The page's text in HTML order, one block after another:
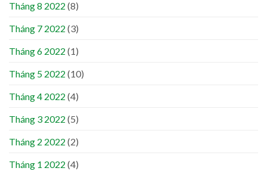
Tháng 8 2022 (8)
Tháng 7 2022 (3)
Tháng 6 2022 (1)
Tháng 5 2022 (10)
Tháng 4 2022 (4)
Tháng 3 2022 (5)
Tháng 2 2022 (2)
Tháng 1 2022 (4)